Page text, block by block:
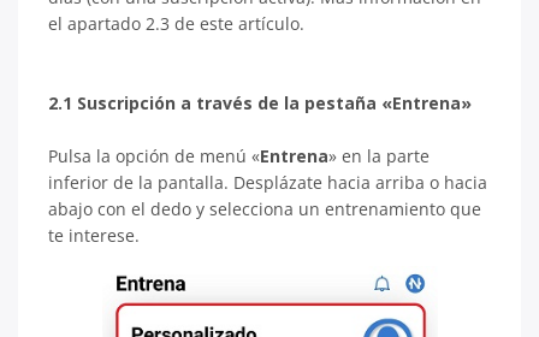
el apartado 2.3 de este artículo.
2.1 Suscripción a través de la pestaña «Entrena»
Pulsa la opción de menú «Entrena» en la parte
inferior de la pantalla. Desplázate hacia arriba o hacia
abajo con el dedo y selecciona un entrenamiento que
te interese.